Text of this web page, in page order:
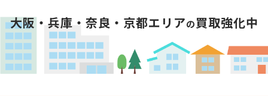
大阪・兵庫・奈良・京都エリアの買取強化中